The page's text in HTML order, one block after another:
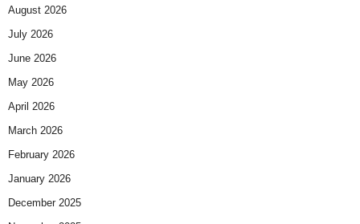
August 2026
July 2026
June 2026
May 2026
April 2026
March 2026
February 2026
January 2026
December 2025